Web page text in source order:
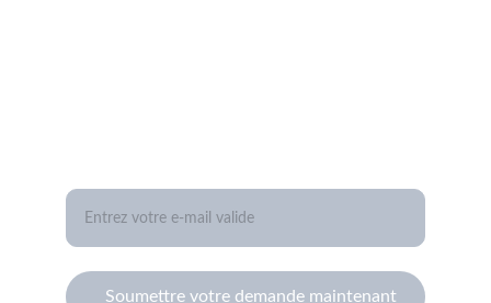
Soumettre votre demande maintenant